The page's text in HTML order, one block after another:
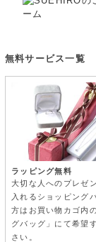
無料サービス一覧
ラッピング無料
大切な人へのプレゼ
入れるショッピング
方はお買い物カゴ内
グバッグ」にて希望
さい。